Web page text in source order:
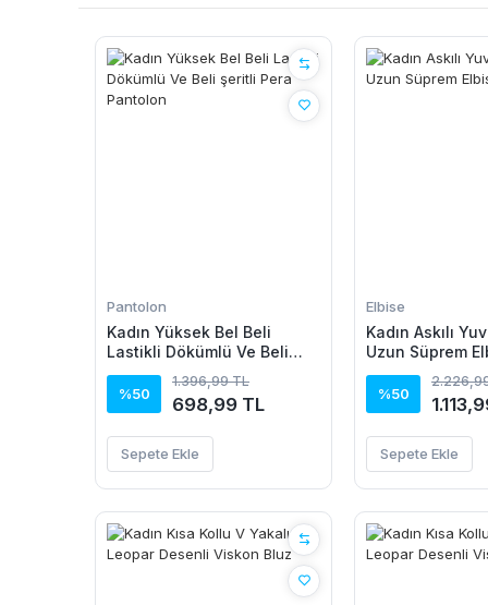
Pantolon
Kadın Yüksek Bel Beli
Lastikli Dökümlü Ve Beli
şeritli Pera Pantolon
%50
1.396,99 TL
698,99 TL
Sepete Ekle
Elbise
Kadın Askılı
Uzun Süprem
%50
Sepete Ekle